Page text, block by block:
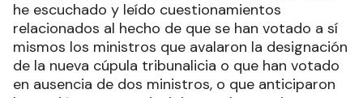
he escuchado y leído cuestionamientos
relacionados al hecho de que se han votado a sí
mismos los ministros que avalaron la designación
de la nueva cúpula tribunalicia o que han votado
en ausencia de dos ministros, o que anticiparon